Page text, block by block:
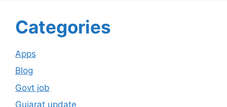
Categories
Apps
Blog
Govt job
Gujarat update